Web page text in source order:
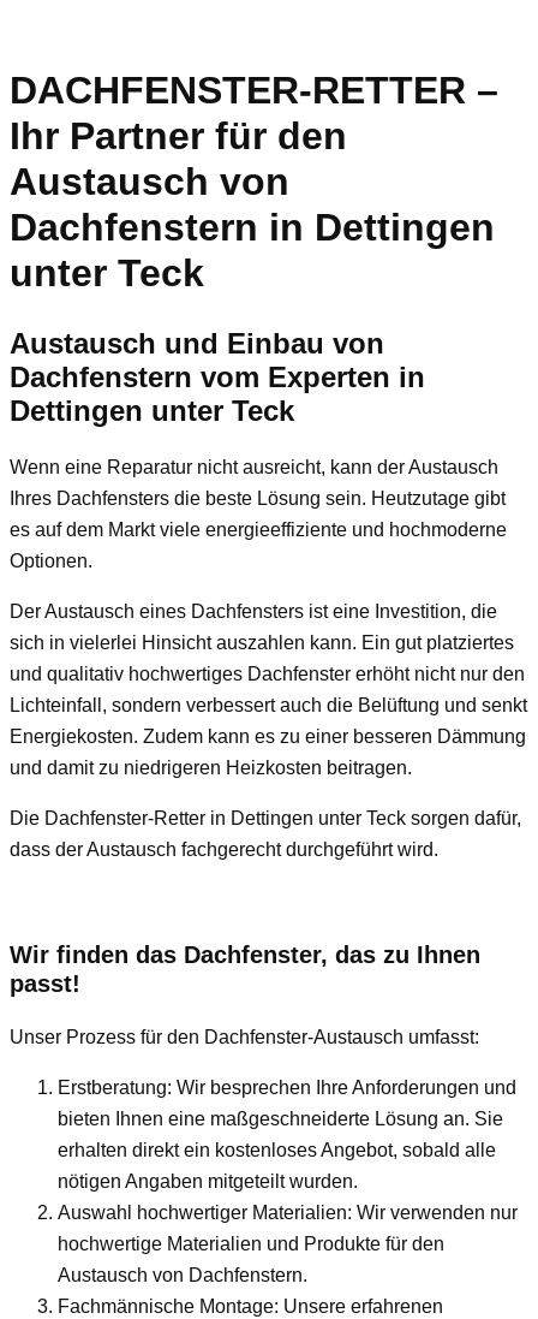
DACHFENSTER-RETTER –
Ihr Partner für den
Austausch von
Dachfenstern in Dettingen
unter Teck
Austausch und Einbau von
Dachfenstern vom Experten in
Dettingen unter Teck
Wenn eine Reparatur nicht ausreicht, kann der Austausch
Ihres Dachfensters die beste Lösung sein. Heutzutage gibt
es auf dem Markt viele energieeffiziente und hochmoderne
Optionen.
Der Austausch eines Dachfensters ist eine Investition, die
sich in vielerlei Hinsicht auszahlen kann. Ein gut platziertes
und qualitativ hochwertiges Dachfenster erhöht nicht nur den
Lichteinfall, sondern verbessert auch die Belüftung und senkt
Energiekosten. Zudem kann es zu einer besseren Dämmung
und damit zu niedrigeren Heizkosten beitragen.
Die Dachfenster-Retter in Dettingen unter Teck sorgen dafür,
dass der Austausch fachgerecht durchgeführt wird.
Wir finden das Dachfenster, das zu Ihnen
passt!
Unser Prozess für den Dachfenster-Austausch umfasst:
Erstberatung: Wir besprechen Ihre Anforderungen und
bieten Ihnen eine maßgeschneiderte Lösung an. Sie
erhalten direkt ein kostenloses Angebot, sobald alle
nötigen Angaben mitgeteilt wurden.
Auswahl hochwertiger Materialien: Wir verwenden nur
hochwertige Materialien und Produkte für den
Austausch von Dachfenstern.
Fachmännische Montage: Unsere erfahrenen